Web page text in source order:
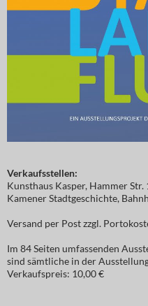
Verkaufsstellen:
Kunsthaus Kasper, Hammer
Kamener Stadtgeschichte,
Versand per Post zzgl.
Im 84 Seiten umfassenden
sind sämtliche in der
Verkaufspreis: 10,00 €